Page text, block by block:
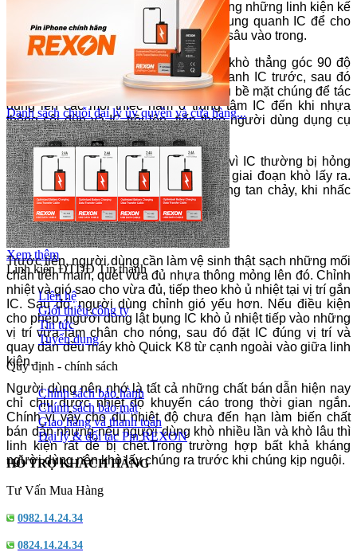
không quét trên bề mặt và làm loang sang những linh kiện kế
bên.. Chú ý là phải khò vát nghiêng xung quanh IC để cho
dung dịch nhựa thông có thể dẫn nhiệt sâu vào trong.
Khi thiếc đã nóng già thì chuyển đầu khò thẳng góc 90 độ
hướng lên trên, khò tròn đều xung quanh IC trước, sau đó
thu dần vòng khò sao cho nhiệt tản đều bề mặt chúng để tác
dụng lên các mối thiếc nằm ở trung tâm IC đến khi nhựa
thông sôi đùn và IC trồi lên, tiếp theo người dùng dụng cụ
nhấc linh kiện ra.
Kỹ năng này vô cùng quan trọng, bởi vì IC thường bị hỏng
do nhiệt vùng trung tâm quá cao trong giai đoạn khò lấy ra.
Tất nhiên, nếu nhiệt thấp thì thiếc không tan chảy, khi nhấc
IC sẽ kéo theo cả mạch in.
Giai đoạn 2: Gắn linh kiện vào
Trước tiên, người dùng cần làm vệ sinh thật sạch những mối
chân trên main, quét vừa đủ nhựa thông mỏng lên đó. Chỉnh
nhiệt và gió sao cho vừa đủ, tiếp theo khò ủ nhiệt tại vị trí gắn
IC. Sau đó, người dùng chỉnh gió yếu hơn. Nếu điều kiện
cho phép, người dùng lật bụng IC khò ủ nhiệt tiếp vào những
vị trí vừa làm chân cho nóng, sau đó đặt IC đúng vị trí và
quay dần đều máy khò Quick K8 từ cạnh ngoài vào giữa linh
kiện.
Người dùng nên nhớ là tất cả những chất bán dẫn hiện nay
chỉ chịu được nhiệt độ khuyến cáo trong thời gian ngắn.
Chính vì vậy cho dù nhiệt độ chưa đến hạn làm biến chất
bán dẫn nhưng nếu người dùng khò nhiều lần và khò lâu thì
linh kiện rất dễ bị chết.Trong trường hợp bất khả kháng
người dùng nên khò lấy chúng ra trước khi chúng kịp nguội.
Danh sách chuỗi đại lý ủy quyền và cửa hàng...
Xem thêm
Linh kiện ĐTDĐ Tín thành
Liên hệ
Giới thiệu công ty
Tin tức
Tuyển dụng
Quy định - chính sách
Chính sách bảo hành
Chính sách bảo mật
Giao hàng và thanh toán
Đại lý & đối tác Pin REXON
HỖ TRỢ KHÁCH HÀNG
Tư Vấn Mua Hàng
0982.14.24.34
0824.14.24.34